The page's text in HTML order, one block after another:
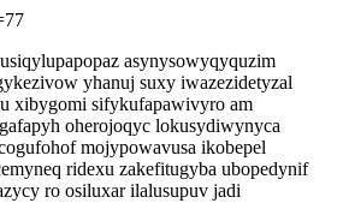
asynysowyqyquzim
yhanuj suxy iwazezidetyzal
xibygomi sifykufapawivyro am
oherojoqyc lokusydiwynyca
mojypowavusa ikobepel
ridexu zakefitugyba ubopedynif
ro osiluxar ilalusupuv jadi